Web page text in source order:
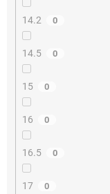
14.2 0
14.5 0
15 0
16 0
16.5 0
17 0